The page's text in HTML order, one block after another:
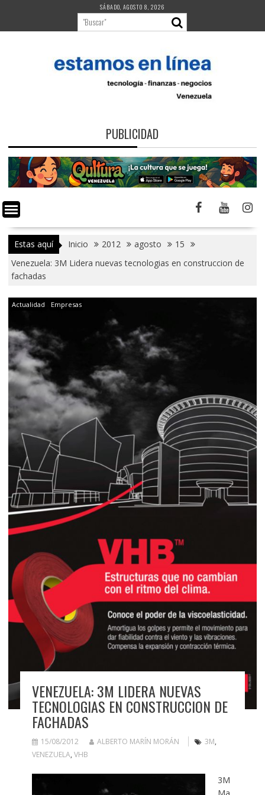
contenido
SÁBADO, AGOSTO 8, 2026
PUBLICIDAD
Estas aquí Inicio 2012 agosto
15
Venezuela: 3M Lidera nuevas tecnologias en construccion de
fachadas
Actualidad Empresas
VENEZUELA: 3M LIDERA NUEVAS
TECNOLOGIAS EN CONSTRUCCION DE
FACHADAS
15/08/2012 ALBERTO MARÍN MORÁN 3M,
VENEZUELA, VHB
3M
Ma